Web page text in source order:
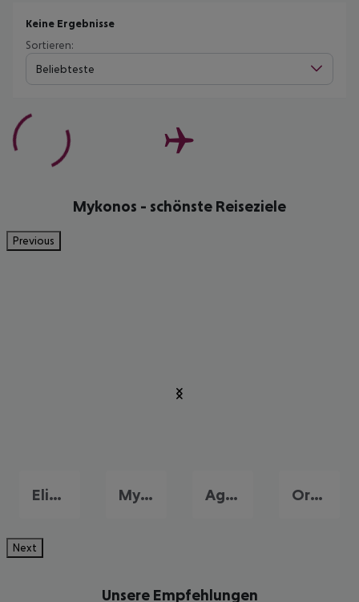
Keine Ergebnisse
Sortieren:
Beliebteste
Mykonos - schönste Reiseziele
Previous
Elia Beach Mykonos Stadt Agios Ioannis Ornos
Next
Unsere Empfehlungen